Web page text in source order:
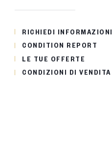
RICHIEDI INFORMAZIONI
CONDITION REPORT
LE TUE OFFERTE
CONDIZIONI DI VENDITA